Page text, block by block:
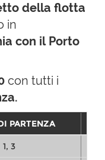
della flotta
in
con il Porto
con tutti i
PARTENZA
1, 3